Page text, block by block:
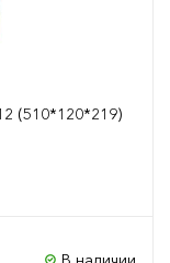
(510*120*219)